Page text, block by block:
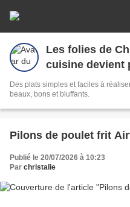
Les folies de
cuisine devient
Des plats simples et faciles à
beaux, bons et bluffants.
Pilons de poulet frit
Publié le 20/07/2026 à 10:23
Par christalie